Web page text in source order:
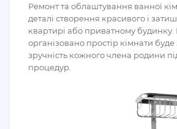
Ремонт та облаштування ванної
деталі створення красивого і
квартирі або приватному будинку.
організовано простір кімнати
зручність кожного члена родини
процедур.